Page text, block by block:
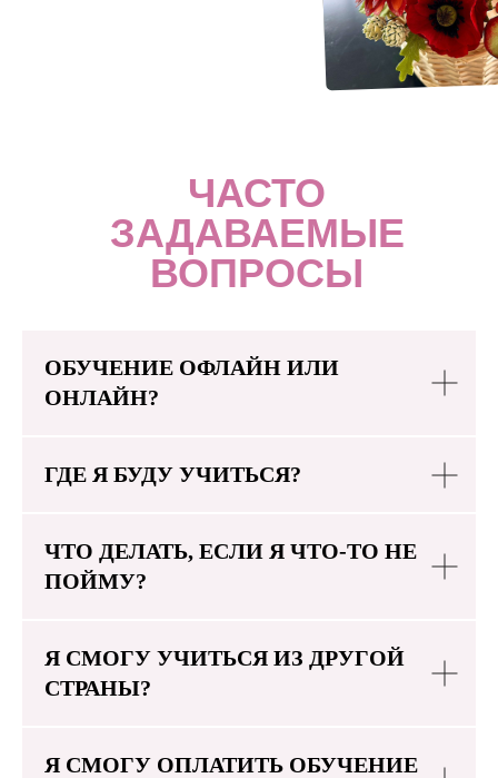
ЧАСТО
ЗАДАВАЕМЫЕ
ВОПРОСЫ
ОБУЧЕНИЕ ОФЛАЙН ИЛИ
ОНЛАЙН?
ГДЕ Я БУДУ УЧИТЬСЯ?
ЧТО ДЕЛАТЬ, ЕСЛИ Я ЧТО-ТО НЕ
ПОЙМУ?
Я СМОГУ УЧИТЬСЯ ИЗ ДРУГОЙ
СТРАНЫ?
Я СМОГУ ОПЛАТИТЬ ОБУЧЕНИЕ